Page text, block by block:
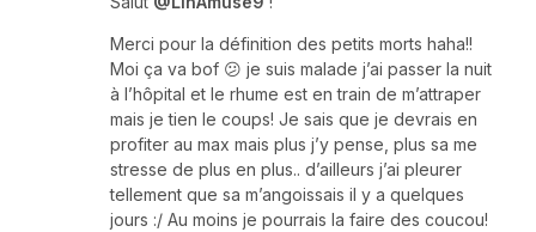
Merci pour la définition des petits morts haha!!
Moi ça va bof 😕 je suis malade j’ai passer la nuit
à l’hôpital et le rhume est en train de m’attraper
mais je tien le coups! Je sais que je devrais en
profiter au max mais plus j’y pense, plus sa me
stresse de plus en plus.. d’ailleurs j’ai pleurer
tellement que sa m’angoissais il y a quelques
jours :/ Au moins je pourrais la faire des coucou!